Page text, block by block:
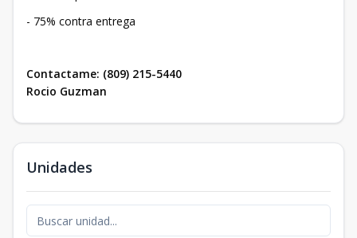
- 75% contra entrega
Contactame: (809) 215-5440
Rocio Guzman
Unidades